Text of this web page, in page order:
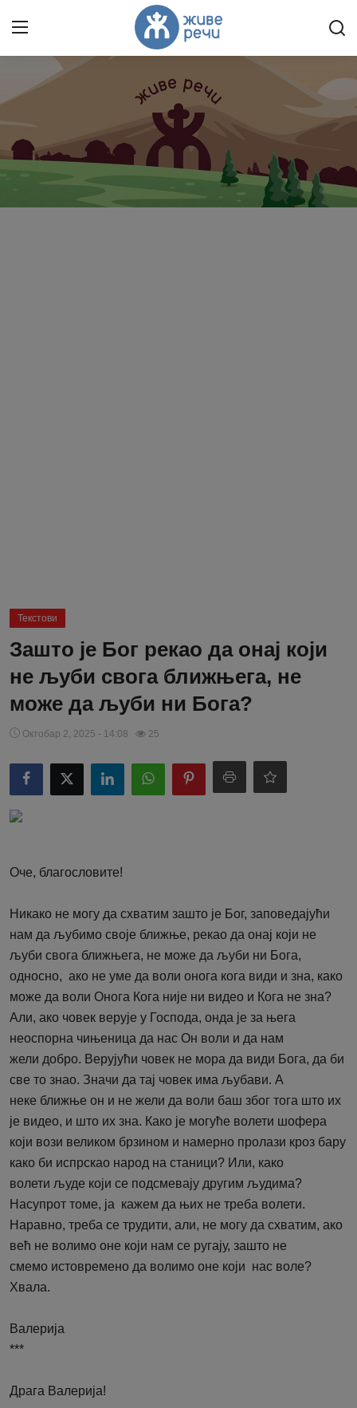
Пријави се Регистрација
Текстови
Зашто је Бог рекао да онај који
не љуби свога ближњега, не
може да љуби ни Бога?
Октобар 2, 2025 - 14:08 25
Оче, благословите!
Никако не могу да схватим зашто је Бог, заповедајући
нам да љубимо своје ближње, рекао да онај који не
љуби свога ближњега, не може да љуби ни Бога,
односно, ако не уме да воли онога кога види и зна, како
може да воли Онога Кога није ни видео и Кога не зна?
Али, ако човек верује у Господа, онда је за њега
неоспорна чињеница да нас Он воли и да нам
жели добро. Верујући човек не мора да види Бога, да би
све то знао. Значи да тај човек има љубави. А
неке ближње он и не жели да воли баш због тога што их
је видео, и што их зна. Како је могуће волети шофера
који вози великом брзином и намерно пролази кроз бару
како би испрскао народ на станици? Или, како
волети људе који се подсмевају другим људима?
Насупрот томе, ја кажем да њих не треба волети.
Наравно, треба се трудити, али, не могу да схватим, ако
већ не волимо оне који нам се ругају, зашто не
смемо истовремено да волимо оне који нас воле?
Хвала.
Валерија
***
Драга Валерија!